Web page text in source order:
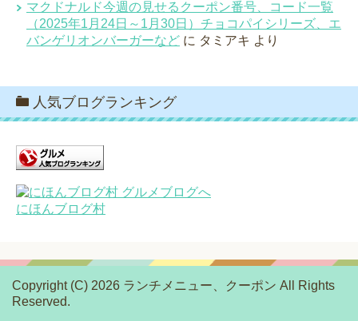
マクドナルド今週の見せるクーポン番号、コード一覧
（2025年1月24日～1月30日）チョコパイシリーズ、エ
バンゲリオンバーガーなど に タミアキ より
人気ブログランキング
にほんブログ村
Copyright (C) 2026 ランチメニュー、クーポン All Rights
Reserved.